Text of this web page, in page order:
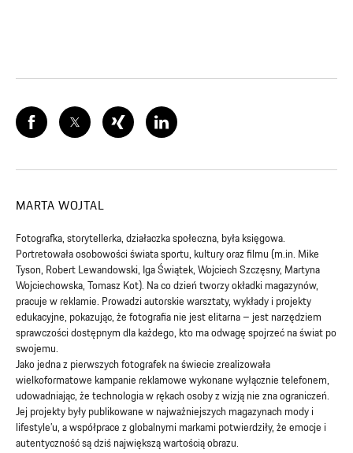
MARTA WOJTAL
Fotografka, storytellerka, działaczka społeczna, była księgowa.
Portretowała osobowości świata sportu, kultury oraz filmu (m.in. Mike
Tyson, Robert Lewandowski, Iga Świątek, Wojciech Szczęsny, Martyna
Wojciechowska, Tomasz Kot). Na co dzień tworzy okładki magazynów,
pracuje w reklamie. Prowadzi autorskie warsztaty, wykłady i projekty
edukacyjne, pokazując, że fotografia nie jest elitarna – jest narzędziem
sprawczości dostępnym dla każdego, kto ma odwagę spojrzeć na świat po
swojemu.
Jako jedna z pierwszych fotografek na świecie zrealizowała
wielkoformatowe kampanie reklamowe wykonane wyłącznie telefonem,
udowadniając, że technologia w rękach osoby z wizją nie zna ograniczeń.
Jej projekty były publikowane w najważniejszych magazynach mody i
lifestyle’u, a współprace z globalnymi markami potwierdziły, że emocje i
autentyczność są dziś największą wartością obrazu.